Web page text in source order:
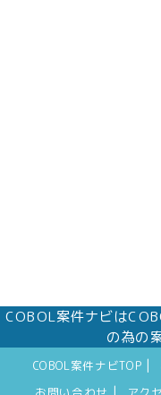
COBOL案件ナビは
の為の
COBOL案件ナビTOP
お問い合わせ アク